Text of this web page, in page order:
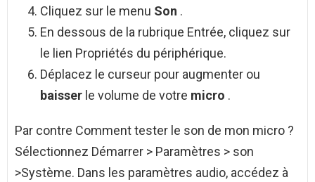
Cliquez sur le menu Son .
En dessous de la rubrique Entrée, cliquez sur
le lien Propriétés du périphérique.
Déplacez le curseur pour augmenter ou
baisser le volume de votre micro .
Par contre Comment tester le son de mon micro ?
Sélectionnez Démarrer > Paramètres > son
>Système. Dans les paramètres audio, accédez à